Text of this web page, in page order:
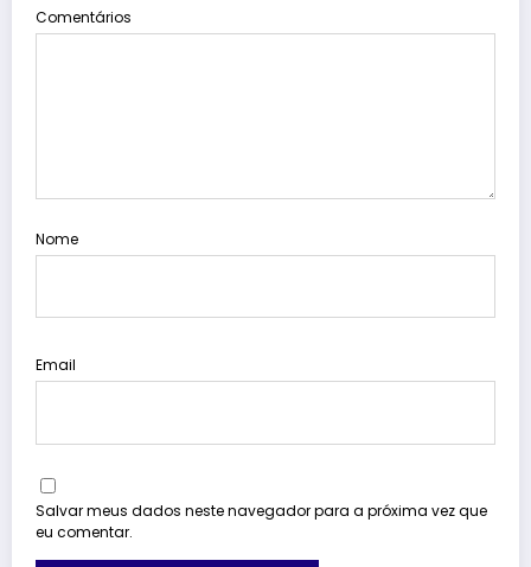
Comentários
Nome
Email
Salvar meus dados neste navegador para a próxima vez que
eu comentar.